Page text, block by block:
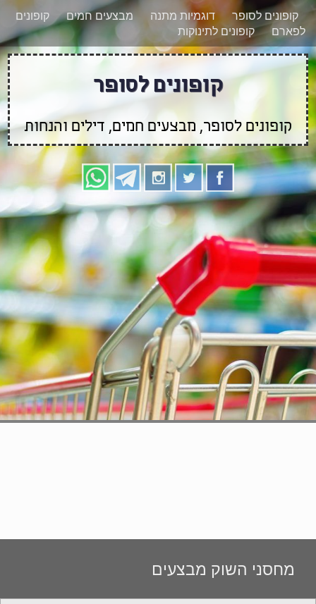
רוצים להישאר מעודכנים לגבי קופונים חדשים?
הצטרפו אלינו גם
בוואטסאפ
קופונים לסופר דוגמיות מתנה מבצעים חמים
קופונים
לפארם
קופונים לתינוקות
קופונים לסופר
קופונים לסופר, מבצעים חמים, דילים והנחות
מחסני השוק מבצעים